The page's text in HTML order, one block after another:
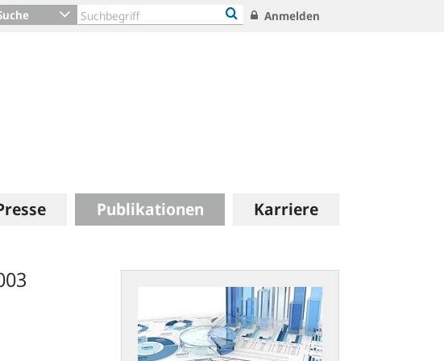
Anmelden
Publikationen Karriere
Neues
Konzept
und